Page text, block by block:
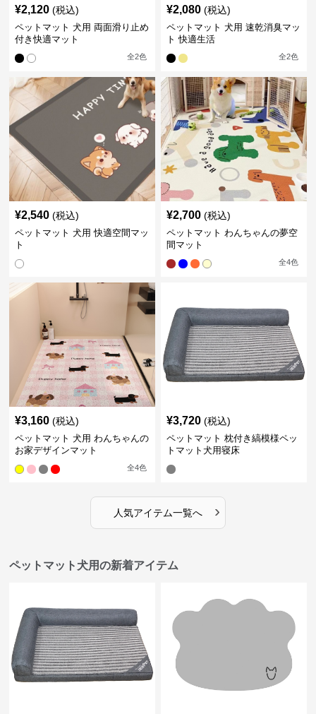
¥2,120 (税込)
ペットマット 犬用 両面滑り止め
付き快適マット
全2色
¥2,080 (税込)
ペットマット 犬用 速乾消臭マッ
ト 快適生活
全2色
¥2,540 (税込)
ペットマット 犬用 快適空間マッ
ト
¥2,700 (税込)
ペットマット わんちゃんの夢空
間マット
全4色
¥3,160 (税込)
ペットマット 犬用 わんちゃんの
お家デザインマット
全4色
¥3,720 (税込)
ペットマット 枕付き縞模様ペッ
トマット犬用寝床
人気アイテム一覧へ ›
ペットマット犬用の新着アイテム